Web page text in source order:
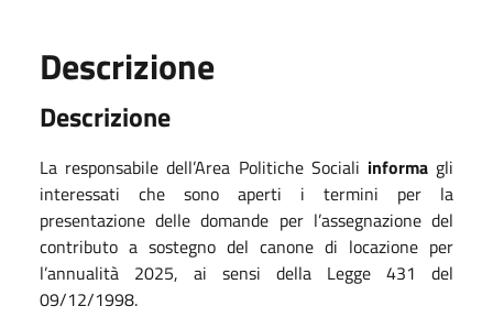
Descrizione
Descrizione
La responsabile dell’Area Politiche Sociali informa gli
interessati che sono aperti i termini per la
presentazione delle domande per l’assegnazione del
contributo a sostegno del canone di locazione per
l’annualità 2025, ai sensi della Legge 431 del
09/12/1998.